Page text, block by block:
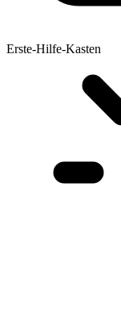
Erste-Hilfe-Kasten